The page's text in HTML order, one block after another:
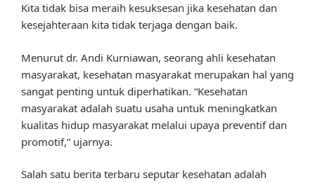
Kita tidak bisa meraih kesuksesan jika kesehatan dan
kesejahteraan kita tidak terjaga dengan baik.
Menurut dr. Andi Kurniawan, seorang ahli kesehatan
masyarakat, kesehatan masyarakat merupakan hal yang
sangat penting untuk diperhatikan. “Kesehatan
masyarakat adalah suatu usaha untuk meningkatkan
kualitas hidup masyarakat melalui upaya preventif dan
promotif,” ujarnya.
Salah satu berita terbaru seputar kesehatan adalah